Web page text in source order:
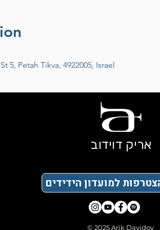
5, Petah Tikva, 4922005, Israel
אריק דוידוב
למועדון הידידים
© 2025 Arik Davidov